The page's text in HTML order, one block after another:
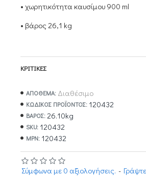
• χωρητικότητα καυσίμου 900 ml
• βάρος 26,1 kg
ΚΡΙΤΙΚΈΣ
ΑΠΟΘΕΜΑ: Διαθέσιμο
ΚΩΔΙΚΌΣ ΠΡΟΪΌΝΤΟΣ: 120432
ΒΆΡΟΣ: 26.10kg
SKU: 120432
MPN: 120432
Σύμφωνα με 0 αξιολογήσεις. -